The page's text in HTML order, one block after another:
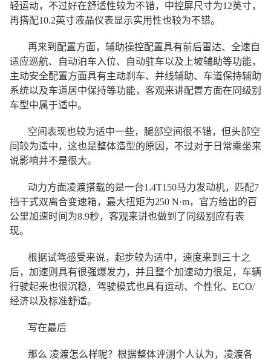
轻运动，不过好在舒适性较为不错，中控屏尺寸为12英寸，
再搭配10.2英寸液晶仪表显示实用性也较为不错。
再来到配置方面，辅助操控配置具有前后雷达、全速自
适应巡航、自动泊车入位、自动驻车以及上坡辅助等功能，
主动安全配置方面具有主动刹车、并线辅助、车道保持辅助
系统以及车道居中保持等功能，客观来讲配置方面在同级别
车型中属于适中。
空间表现也较为适中一些，腿部空间很不错，但头部空
间较为适中，这也是整体造型的原因，不过对于日常乘坐来
说影响并不是很大。
动力方面凌渡搭载的是一台1.4T150马力发动机，匹配7
挡干式双离合变速箱，最大扭矩为250 N·m，官方给出的百
公里加速时间为8.9秒，客观来讲也做到了同级别应有表
现。
根据试驾感受来说，起步较为适中，速度来到三十之
后，加速则具有很强爆发力，并且整个加速动力很足，车辆
行驶起来也很沉稳，驾驶模式也具有运动、个性化、ECO/
经济以及标准舒适。
写在最后
那么 凌渡怎么样呢？根据整体评测个人认为，凌渡各